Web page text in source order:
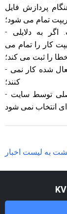
پردازش فایل
تمام می شود؛
- انجماد وظایف تبدیل ثابت. اگر به دلایلی ffmpeg به طور
کار را تمام می
- کدهای جاسازی استاندارد برای ویدیوهای غیرفعال شده کار نمی
کنند؛
- تنظیمات ناحیه عضو ذخیره شده در سایت اصلی توسط سایت
به لیست اخبار